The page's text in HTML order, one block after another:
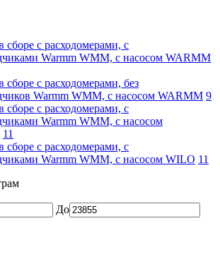
сборе с расходомерами, c
Warmm WMM, с насосом WARMM
сборе с расходомерами, без
Warmm WMM, с насосом WARMM 9
сборе с расходомерами, c
Warmm WMM, с насосом
11
сборе с расходомерами, c
Warmm WMM, с насосом WILO 11
До